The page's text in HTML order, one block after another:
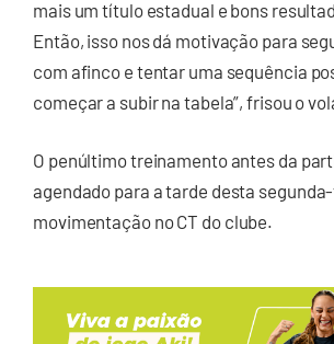
mais um título estadual e bons
Então, isso nos dá motivação para
com afinco e tentar uma sequência
começar a subir na tabela”, frisou o
O penúltimo treinamento antes da
agendado para a tarde desta
movimentação no CT do clube.